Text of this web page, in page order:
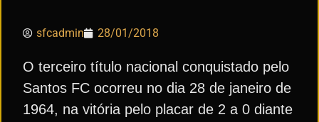
sfcadmin 28/01/2018
O terceiro título nacional conquistado pelo
Santos FC ocorreu no dia 28 de janeiro de
1964, na vitória pelo placar de 2 a 0 diante